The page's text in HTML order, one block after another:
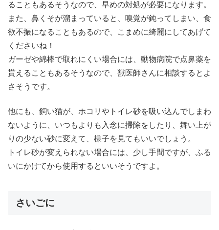
ることもあるそうなので、早めの対処が必要になります。
また、鼻くそが溜まっていると、嗅覚が鈍ってしまい、食
欲不振になることもあるので、こまめに綺麗にしてあげて
くださいね！
ガーゼや綿棒で取れにくい場合には、動物病院で点鼻薬を
貰えることもあるそうなので、獣医師さんに相談するとよ
さそうです。
他にも、飼い猫が、ホコリやトイレ砂を吸い込んでしまわ
ないように、いつもよりも入念に掃除をしたり、舞い上が
りの少ない砂に変えて、様子を見てもいいでしょう。
トイレ砂が変えられない場合には、少し手間ですが、ふる
いにかけてから使用するといいそうですよ。
さいごに